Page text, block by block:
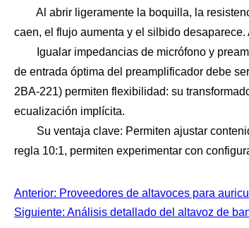
Al abrir ligeramente la boquilla, la
caen, el flujo aumenta y el silbido
Igualar impedancias de micrófono y
de entrada óptima del preamplificador debe
2BA-221) permiten flexibilidad: su
ecualización implícita.
Su ventaja clave: Permiten ajustar
regla 10:1, permiten experimentar con
Anterior: Proveedores de altavoces para
Siguiente: Análisis detallado del altavoz de